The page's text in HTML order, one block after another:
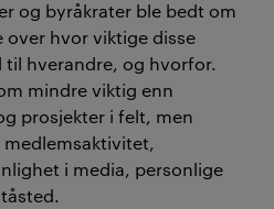
og byråkrater ble bedt om
over hvor viktige disse
til hverandre, og hvorfor.
mindre viktig enn
prosjekter i felt, men
i media, personlige